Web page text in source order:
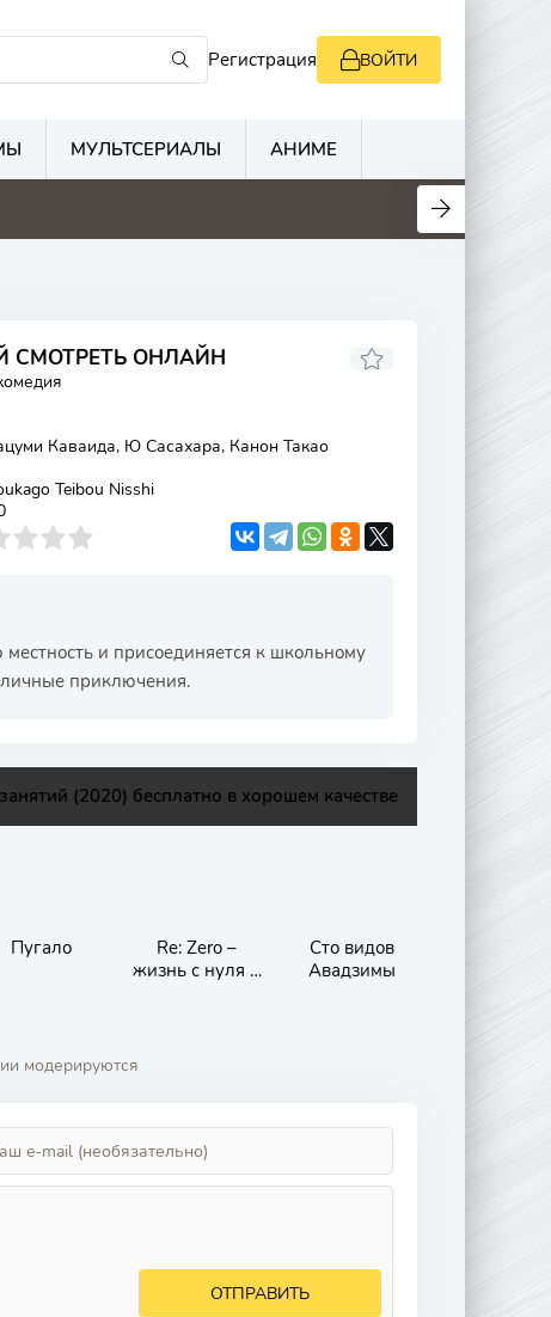
Регистрация ВОЙТИ
МУЛЬТСЕРИАЛЫ АНИМЕ
СМОТРЕТЬ ОНЛАЙН
Каваида, Ю Сасахара, Канон Такао
Teibou Nisshi
и присоединяется к школьному
приключения.
(2020) бесплатно в хорошем качестве
Пугало
Re: Zero –
жизнь с нуля в
Сто видов
Авадзимы
модерируются
ОТПРАВИТЬ